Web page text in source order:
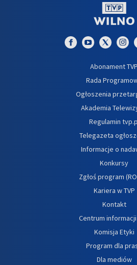
Abonament TVP
Rada
Ogłoszenia
Akademia
Regulamin
Telegazeta
Informacje o
Konkursy
Zgłoś program
Kariera w TVP
Kontakt
Centrum informacji
Komisja Etyki
Program dla
Dla mediów